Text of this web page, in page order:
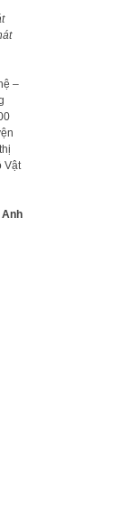
–
Vật
Anh